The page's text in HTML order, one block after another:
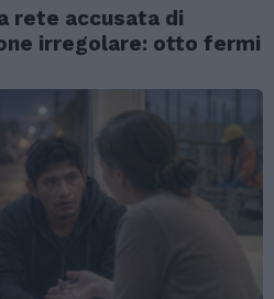
rete accusata di
irregolare: otto fermi